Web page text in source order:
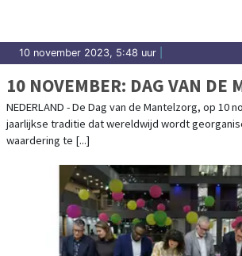
10 november 2023, 5:48 uur
10 NOVEMBER: DAG VAN DE
NEDERLAND - De Dag van de Mantelzorg, op 10
jaarlijkse traditie dat wereldwijd wordt
waardering te [...]